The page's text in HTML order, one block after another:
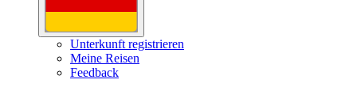
Unterkunft registrieren
Meine Reisen
Feedback